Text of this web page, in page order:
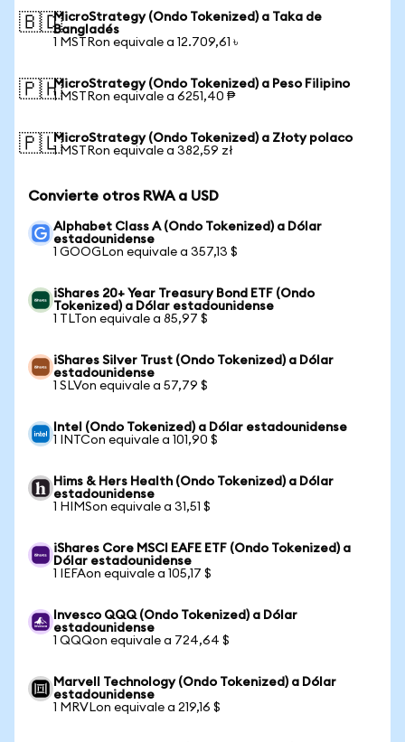
🇧🇩MicroStrategy (Ondo Tokenized) a Taka de
Bangladés
1 MSTRon equivale a 12.709,61 ৳
🇵🇭MicroStrategy (Ondo Tokenized) a Peso Filipino
1 MSTRon equivale a 6251,40 ₱
🇵🇱MicroStrategy (Ondo Tokenized) a Złoty polaco
1 MSTRon equivale a 382,59 zł
Convierte otros RWA a USD
Alphabet Class A (Ondo Tokenized) a Dólar
estadounidense
1 GOOGLon equivale a 357,13 $
iShares 20+ Year Treasury Bond ETF (Ondo
Tokenized) a Dólar estadounidense
1 TLTon equivale a 85,97 $
iShares Silver Trust (Ondo Tokenized) a Dólar
estadounidense
1 SLVon equivale a 57,79 $
Intel (Ondo Tokenized) a Dólar estadounidense
1 INTCon equivale a 101,90 $
Hims & Hers Health (Ondo Tokenized) a Dólar
estadounidense
1 HIMSon equivale a 31,51 $
iShares Core MSCI EAFE ETF (Ondo Tokenized) a
Dólar estadounidense
1 IEFAon equivale a 105,17 $
Invesco QQQ (Ondo Tokenized) a Dólar
estadounidense
1 QQQon equivale a 724,64 $
Marvell Technology (Ondo Tokenized) a Dólar
estadounidense
1 MRVLon equivale a 219,16 $